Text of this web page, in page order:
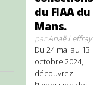
du FIAA du
Mans.
parAnaë Leffray
Du 24 mai au 13
octobre 2024,
découvrez